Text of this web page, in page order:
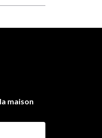
maison